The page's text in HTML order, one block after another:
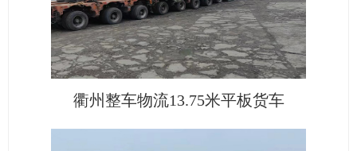
衢州整车物流13.75米平板货车